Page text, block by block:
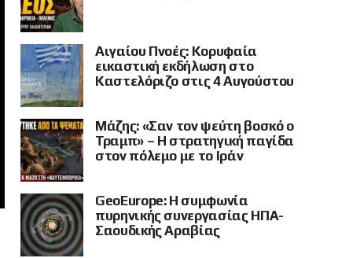
Αιγαίου Πνοές: Κορυφαία
εικαστική εκδήλωση στο
Καστελόριζο στις 4 Αυγούστου
Μάζης: «Σαν τον ψεύτη βοσκό ο
Τραμπ» – Η στρατηγική παγίδα
στον πόλεμο με το Ιράν
GeoEurope: Η συμφωνία
πυρηνικής συνεργασίας ΗΠΑ-
Σαουδικής Αραβίας